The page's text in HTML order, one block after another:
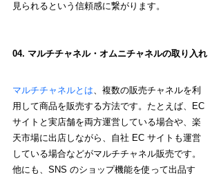
見られるという信頼感に繋がります。
04. マルチチャネル・オムニチャネルの取り入れ
マルチチャネルとは、複数の販売チャネルを利
用して商品を販売する方法です。たとえば、EC
サイトと実店舗を両方運営している場合や、楽
天市場に出店しながら、自社 EC サイトも運営
している場合などがマルチチャネル販売です。
他にも、SNS のショップ機能を使って出品す